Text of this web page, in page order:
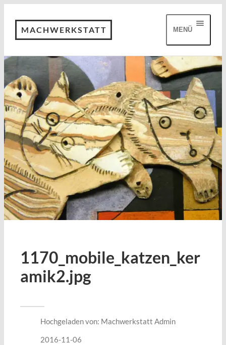
MACHWERKSTATT MENÜ
1170_mobile_katzen_ker
amik2.jpg
Hochgeladen von: Machwerkstatt Admin
2016-11-06